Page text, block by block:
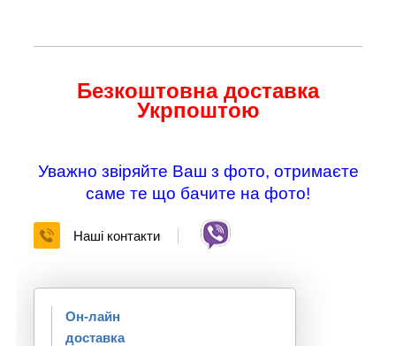
Безкоштовна доставка
Укрпоштою
Уважно звіряйте Ваш з фото, отримаєте
саме те що бачите на фото!
Наші контакти
Он-лайн
доставка